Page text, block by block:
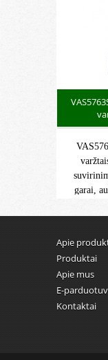
garai,
Apie
Produktai
Apie mus
E-
Kontaktai